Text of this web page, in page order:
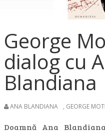
George
dialog cu
Blandiana
ANA BLANDIANA , GEORGE
Doamnă Ana